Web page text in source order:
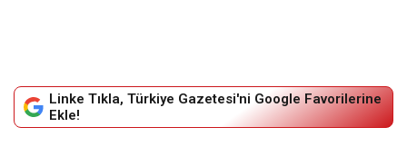
Linke Tıkla, Türkiye Gazetesi'ni Google Favorilerine
Ekle!